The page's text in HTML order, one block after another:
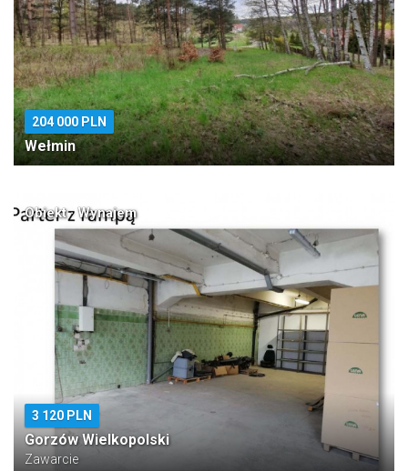
204 000 PLN
Wełmin
Obiekt · Wynajem
3 120 PLN
Gorzów Wielkopolski
Zawarcie